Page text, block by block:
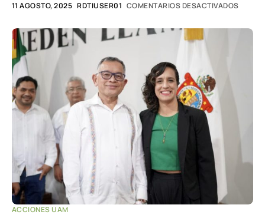
11 AGOSTO, 2025 RDTIUSER01 COMENTARIOS DESACTIVADOS
ACCIONES UAM